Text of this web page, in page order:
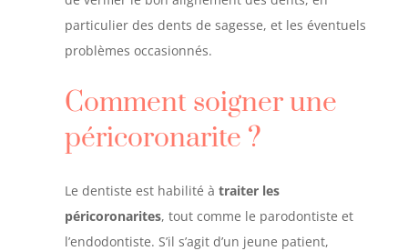
particulier des dents de sagesse, et les éventuels
problèmes occasionnés.
Comment soigner une
péricoronarite ?
Le dentiste est habilité à traiter les
péricoronarites, tout comme le parodontiste et
l’endodontiste. S’il s’agit d’un jeune patient,